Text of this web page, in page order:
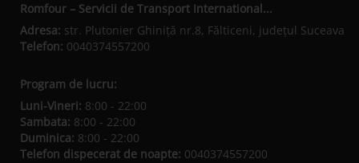
Romfour – Servicii de Transport International...
Adresa: str. Plutonier Ghiniţă nr.8, Fălticeni, judeţul Suceava
Telefon: 0040374557200
Program de lucru:
Luni-Vineri: 8:00 - 22:00
Sambata: 8:00 - 22:00
Duminica: 8:00 - 22:00
Telefon dispecerat de noapte: 0040374557200